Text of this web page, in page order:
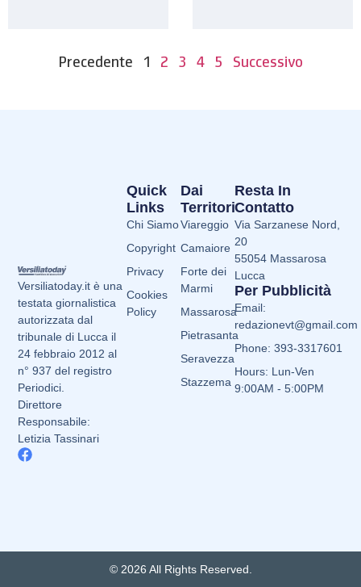
Precedente 1 2 3 4 5 Successivo
Versiliatoday.it è una
testata giornalistica
autorizzata dal
tribunale di Lucca il
24 febbraio 2012 al
n° 937 del registro
Periodici.
Direttore
Responsabile:
Letizia Tassinari
Dai
Territori
Viareggio
Camaiore
Forte dei
Marmi
Massarosa
Pietrasanta
Seravezza
Stazzema
Quick
Links
Chi Siamo
Copyright
Privacy
Cookies
Policy
Resta In
Contatto
Via Sarzanese Nord,
20
55054 Massarosa
Lucca
Per Pubblicità
Email:
redazionevt@gmail.com
Phone: 393-3317601
Hours: Lun-Ven
9:00AM - 5:00PM
© 2026 All Rights Reserved.